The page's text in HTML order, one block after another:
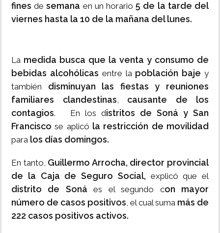
fines desemana en un horario 5 de la tarde del
viernes hasta la 10 de la mañana del lunes.
La medida busca que la venta y consumo de
bebidas alcohólicas entre la población baje y
también disminuyan las fiestas y reuniones
familiares clandestinas, causante de los
contagios. En los distritos de Soná y San
Francisco se aplicó la restricción de movilidad
para los días domingos.
En tanto, Guillermo Arrocha, director provincial
de la Caja de Seguro Social, explicó que el
distrito de Soná es el segundo con mayor
número de casos positivos, el cual suma más de
222 casos positivos activos.